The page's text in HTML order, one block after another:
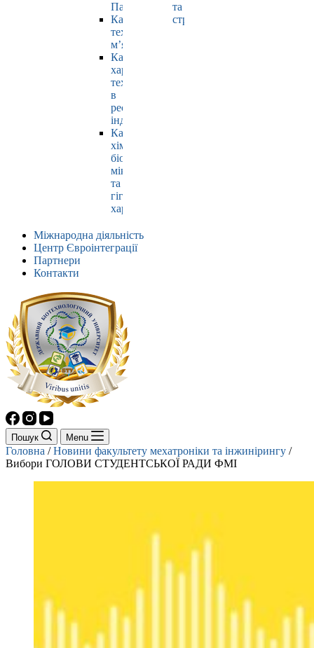
Павлюк
Кафедра
технології
м’яса
Кафедра
харчових
технологій
в
ресторанній
індустрії
Кафедра
хімії,
біохімії,
мікробіології
та
гігієни
харчування
та
страхування
Міжнародна діяльність
Центр Євроінтеграції
Партнери
Контакти
Пошук Menu
Головна /Новини факультету мехатроніки та інжинірингу /
Вибори ГОЛОВИ СТУДЕНТСЬКОЇ РАДИ ФМІ